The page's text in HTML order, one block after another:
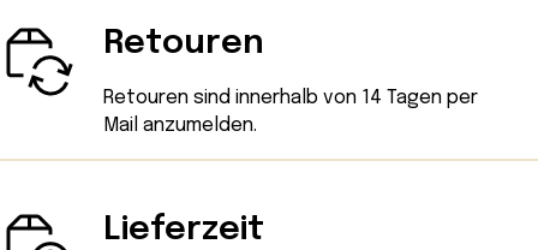
Retouren
Retouren sind innerhalb von 14 Tagen per
Mail anzumelden.
Lieferzeit